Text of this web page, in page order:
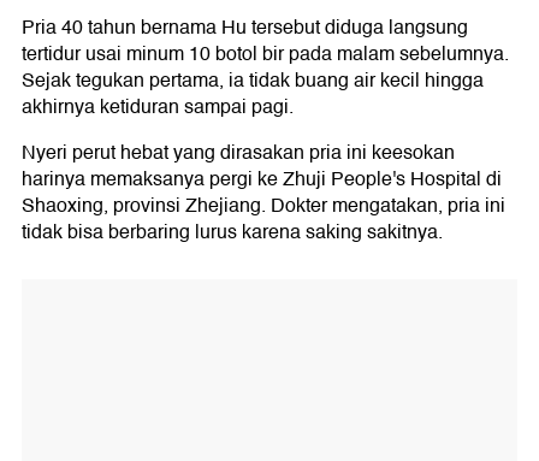
Pria 40 tahun bernama Hu tersebut diduga langsung
tertidur usai minum 10 botol bir pada malam sebelumnya.
Sejak tegukan pertama, ia tidak buang air kecil hingga
akhirnya ketiduran sampai pagi.
Nyeri perut hebat yang dirasakan pria ini keesokan
harinya memaksanya pergi ke Zhuji People's Hospital di
Shaoxing, provinsi Zhejiang. Dokter mengatakan, pria ini
tidak bisa berbaring lurus karena saking sakitnya.